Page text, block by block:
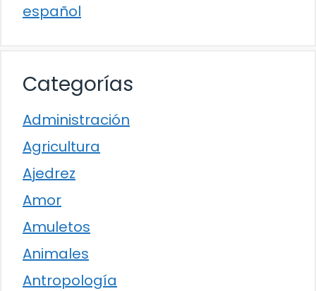
español
Categorías
Administración
Agricultura
Ajedrez
Amor
Amuletos
Animales
Antropología